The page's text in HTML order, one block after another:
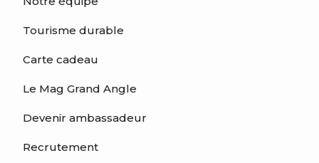
Tourisme durable
Carte cadeau
Le Mag Grand Angle
Devenir ambassadeur
Recrutement